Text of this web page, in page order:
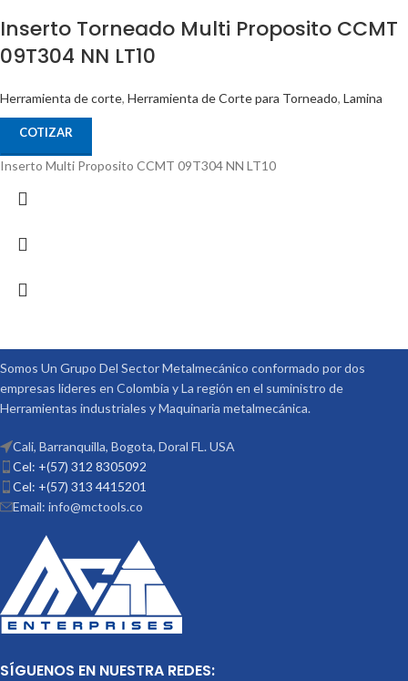
Inserto Torneado Multi Proposito CCMT
09T304 NN LT10
Herramienta de corte, Herramienta de Corte para Torneado, Lamina
COTIZAR
Inserto Multi Proposito CCMT 09T304 NN LT10
Somos Un Grupo Del Sector Metalmecánico conformado por dos
empresas lideres en Colombia y La región en el suministro de
Herramientas industriales y Maquinaria metalmecánica.
Cali, Barranquilla, Bogota, Doral FL. USA
Cel: +(57) 312 8305092
Cel: +(57) 313 4415201
Email: info@mctools.co
SÍGUENOS EN NUESTRA REDES: